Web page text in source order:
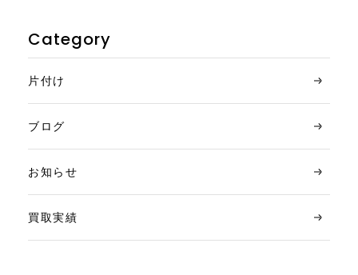
Category
片付け
ブログ
お知らせ
買取実績